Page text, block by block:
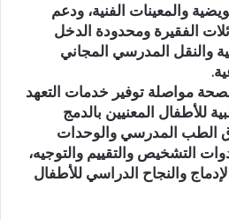
والمعينات الفنية، ودعم
الفقيرة ومحدودة الدخل
والنقل المدرسي المجاني
مواصلة توفير خدمات التعهد
للأطفال المعنيين بالدمج
الطب المدرسي والوحدات
التشخيص والتقييم والتوجيه،
والنجاح الدراسي للأطفال